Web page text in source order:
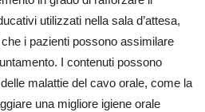
utilizzati nella sala d’attesa,
i pazienti possono assimilare
I contenuti possono
malattie del cavo orale, come la
una migliore igiene orale